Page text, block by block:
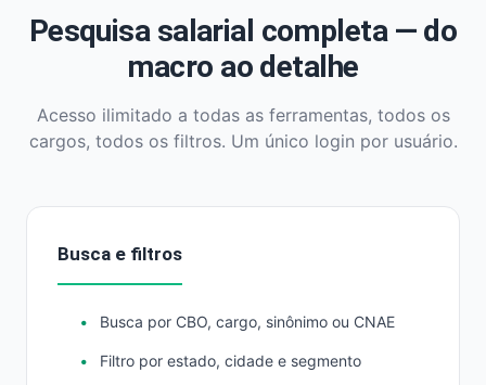
Pesquisa salarial completa — do
macro ao detalhe
Acesso ilimitado a todas as ferramentas, todos os
cargos, todos os filtros. Um único login por usuário.
Busca e filtros
Busca por CBO, cargo, sinônimo ou CNAE
Filtro por estado, cidade e segmento